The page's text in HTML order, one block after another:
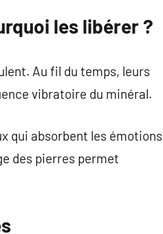
les libérer ?
Au fil du temps, leurs
vibratoire du minéral.
qui absorbent les émotions
des pierres permet